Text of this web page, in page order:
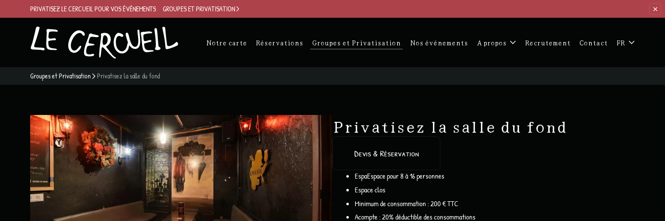
PRIVATISEZ LE CERCUEILPOUR VOS ÉVÉNEMENTS GROUPES ET PRIVATISATION
Notre carte Réservations Groupes et Privatisation Nos événements A propos Recrutement Contact FR
Groupes et Privatisation Privatisez la salle du fond
Privatisez la salle du fond
Devis & Réservation
EspaEspace pour 8 à 16 personnes
Espace clos
Minimum de consommation : 200 € TTC
Acompte : 20% déductible des consommations